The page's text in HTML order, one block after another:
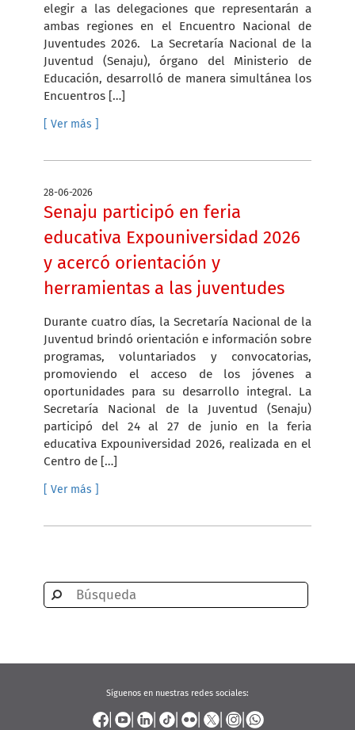
elegir a las delegaciones que representarán a
ambas regiones en el Encuentro Nacional de
Juventudes 2026. La Secretaría Nacional de la
Juventud (Senaju), órgano del Ministerio de
Educación, desarrolló de manera simultánea los
Encuentros […]
[ Ver más ]
28-06-2026
Senaju participó en feria
educativa Expouniversidad 2026
y acercó orientación y
herramientas a las juventudes
Durante cuatro días, la Secretaría Nacional de la
Juventud brindó orientación e información sobre
programas, voluntariados y convocatorias,
promoviendo el acceso de los jóvenes a
oportunidades para su desarrollo integral. La
Secretaría Nacional de la Juventud (Senaju)
participó del 24 al 27 de junio en la feria
educativa Expouniversidad 2026, realizada en el
Centro de […]
[ Ver más ]
Síguenos en nuestras redes sociales: